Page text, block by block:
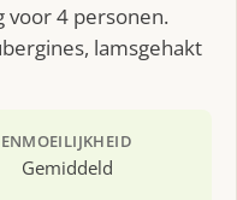
voor 4 personen.
lamsgehakt
MOEILIJKHEID
Gemiddeld